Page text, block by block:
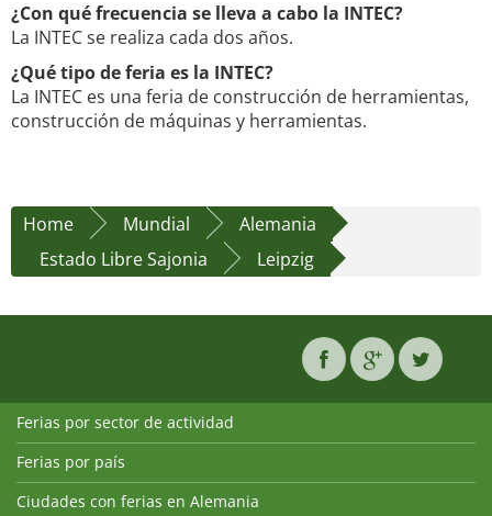
¿Con qué frecuencia se lleva a cabo la INTEC?
La INTEC se realiza cada dos años.
¿Qué tipo de feria es la INTEC?
La INTEC es una feria de construcción de herramientas,
construcción de máquinas y herramientas.
Home Mundial
Alemania
Estado Libre Sajonia
Leipzig
Ferias por sector de actividad
Ferias por país
Ciudades con ferias en Alemania